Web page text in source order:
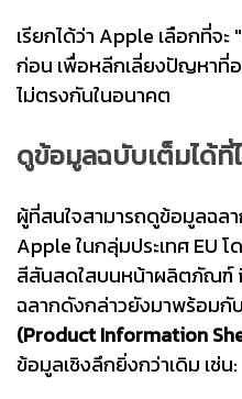
เรียกได้ว่า Apple เลือกที่จ
ก่อน เพื่อหลีกเลี่ยงปัญหาที่
ไม่ตรงกันในอนาคต
ดูข้อมูลฉบับเต็มได้ที่
ผู้ที่สนใจสามารถดูข้อมูลฉล
Apple ในกลุ่มประเทศ EU
สีสันสดใสบนหน้าผลิตภัณฑ์
ฉลากดังกล่าวยังมาพร้อมกับ
(Product Information
ข้อมูลเชิงลึกยิ่งกว่าเดิม เช่น: